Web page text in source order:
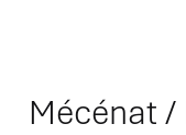
Mécénat